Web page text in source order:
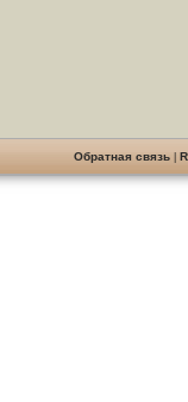
Обратная связь